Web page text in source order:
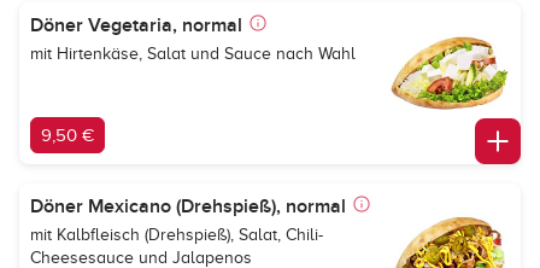
Döner Vegetaria, normal
mit Hirtenkäse, Salat und Sauce nach Wahl
9,50 €
Döner Mexicano (Drehspieß), normal
mit Kalbfleisch (Drehspieß), Salat, Chili-
Cheesesauce und Jalapenos